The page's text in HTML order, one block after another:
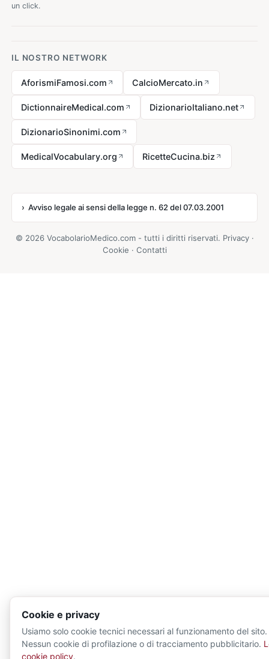
un click.
IL NOSTRO NETWORK
AforismiFamosi.com CalcioMercato.in
DictionnaireMedical.com DizionarioItaliano.net
DizionarioSinonimi.com
MedicalVocabulary.org RicetteCucina.biz
Avviso legale ai sensi della legge n. 62 del 07.03.2001
© 2026 VocabolarioMedico.com - tutti i diritti riservati. Privacy·
Cookie · Contatti
Cookie e privacy
Usiamo solo cookie tecnici necessari al funzionamento del sito.
Nessun cookie di profilazione o di tracciamento pubblicitario.
cookie policy.